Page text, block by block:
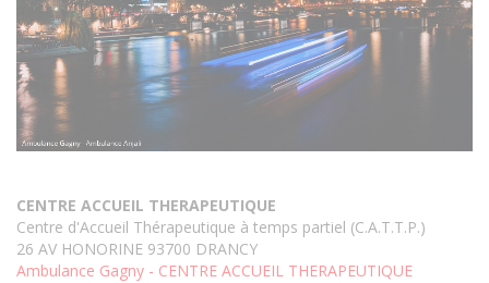
CENTRE ACCUEIL THERAPEUTIQUE
Centre d'Accueil Thérapeutique à temps partiel (C.A.T.T.P.)
26 AV HONORINE 93700 DRANCY
Ambulance Gagny - CENTRE ACCUEIL THERAPEUTIQUE